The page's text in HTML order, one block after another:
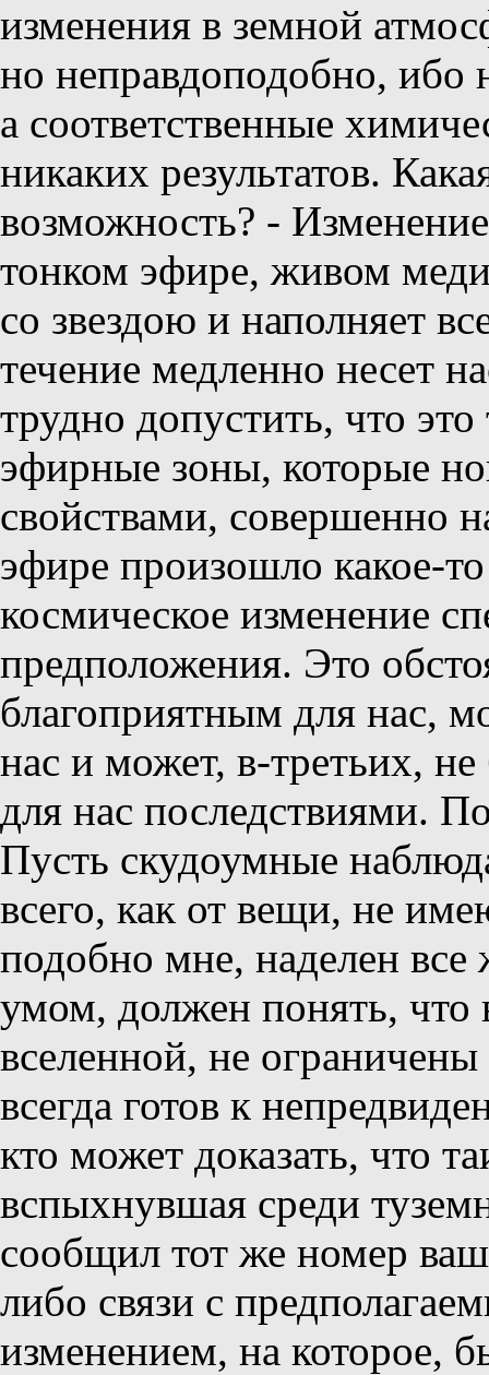
изменения в земной
но неправдоподобно, ибо
а соответственные
никаких результатов.
возможность? -
тонком эфире, живом
со звездою и наполняет
течение медленно несет
трудно допустить, что это
эфирные зоны, которые
свойствами, совершенно
эфире произошло какое-
космическое изменение
предположения. Это
благоприятным для нас,
нас и может, в-третьих,
для нас последствиями.
Пусть скудоумные
всего, как от вещи, не
подобно мне, наделен все
умом, должен понять,
вселенной, не
всегда готов к
кто может доказать, что
вспыхнувшая среди
сообщил тот же номер
либо связи с
изменением, на которое,